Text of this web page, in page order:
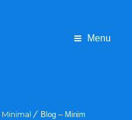
Menu
Minimal
Blog – Minim